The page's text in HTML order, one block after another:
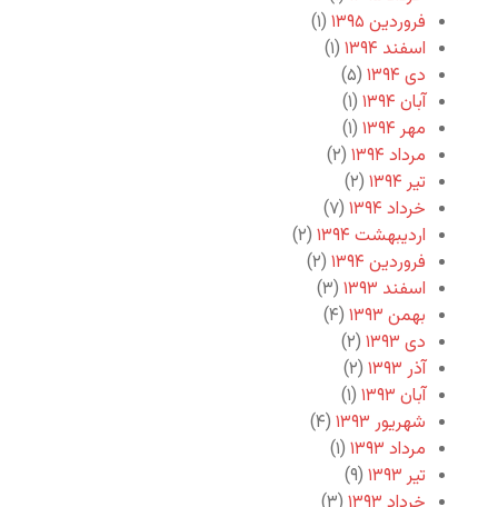
فروردین ۱۳۹۵
(۱)
اسفند ۱۳۹۴
(۱)
دی ۱۳۹۴
(۵)
آبان ۱۳۹۴
(۱)
مهر ۱۳۹۴
(۱)
مرداد ۱۳۹۴
(۲)
تیر ۱۳۹۴
(۲)
خرداد ۱۳۹۴
(۷)
اردیبهشت ۱۳۹۴
(۲)
فروردین ۱۳۹۴
(۲)
اسفند ۱۳۹۳
(۳)
بهمن ۱۳۹۳
(۴)
دی ۱۳۹۳
(۲)
آذر ۱۳۹۳
(۲)
آبان ۱۳۹۳
(۱)
شهریور ۱۳۹۳
(۴)
مرداد ۱۳۹۳
(۱)
تیر ۱۳۹۳
(۹)